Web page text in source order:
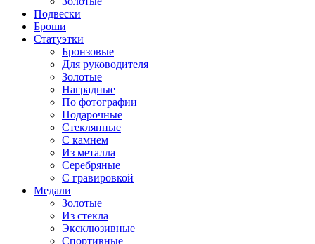
Подвески
Броши
Статуэтки
Бронзовые
Для руководителя
Золотые
Наградные
По фотографии
Подарочные
Стеклянные
С камнем
Из металла
Серебряные
С гравировкой
Медали
Золотые
Из стекла
Эксклюзивные
Спортивные